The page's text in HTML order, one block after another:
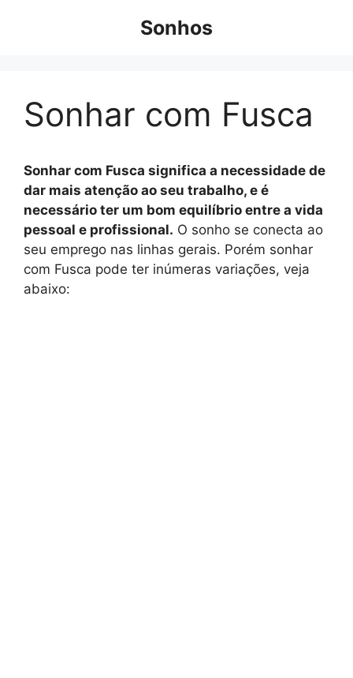
Sonhos
Sonhar com Fusca
Sonhar com Fusca significa a necessidade de
dar mais atenção ao seu trabalho, e é
necessário ter um bom equilíbrio entre a vida
pessoal e profissional. O sonho se conecta ao
seu emprego nas linhas gerais. Porém sonhar
com Fusca pode ter inúmeras variações, veja
abaixo: